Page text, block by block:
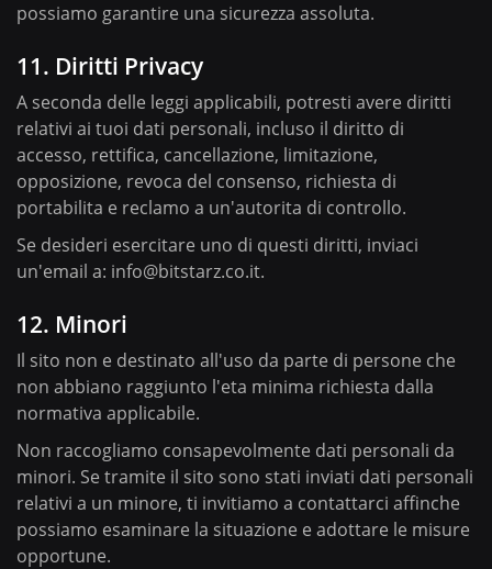
possiamo garantire una sicurezza assoluta.
11. Diritti Privacy
A seconda delle leggi applicabili, potresti avere diritti
relativi ai tuoi dati personali, incluso il diritto di
accesso, rettifica, cancellazione, limitazione,
opposizione, revoca del consenso, richiesta di
portabilita e reclamo a un'autorita di controllo.
Se desideri esercitare uno di questi diritti, inviaci
un'email a: info@bitstarz.co.it.
12. Minori
Il sito non e destinato all'uso da parte di persone che
non abbiano raggiunto l'eta minima richiesta dalla
normativa applicabile.
Non raccogliamo consapevolmente dati personali da
minori. Se tramite il sito sono stati inviati dati personali
relativi a un minore, ti invitiamo a contattarci affinche
possiamo esaminare la situazione e adottare le misure
opportune.